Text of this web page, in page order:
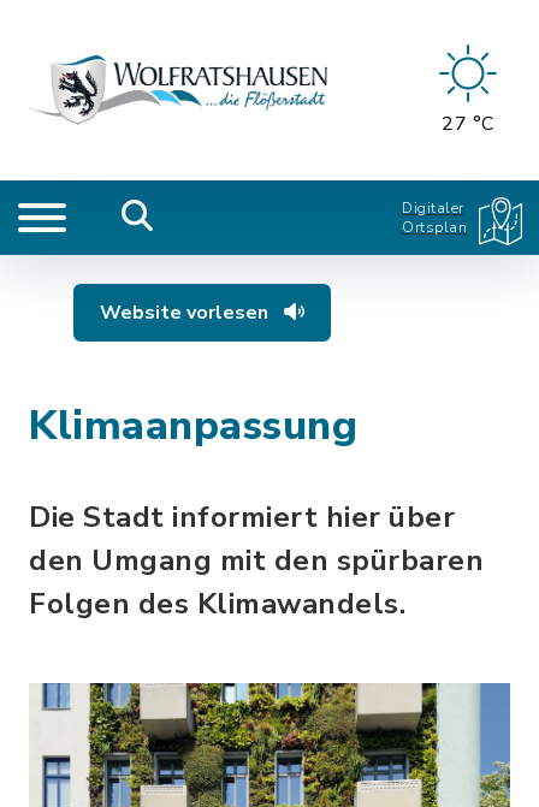
27 °C
Digitaler
Ortsplan
Website vorlesen
Klimaanpassung
Die Stadt informiert hier über
den Umgang mit den spürbaren
Folgen des Klimawandels.